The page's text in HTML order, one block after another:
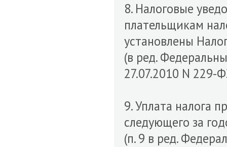
8. Налоговые
плательщикам
установлены
(в ред.
27.07.2010 N 229-
9. Уплата налога
следующего за
(п. 9 в ред.